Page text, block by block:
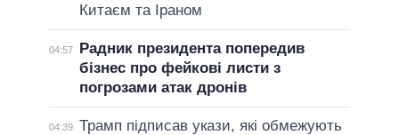
Китаєм та Іраном
04:57
Радник президента попередив
бізнес про фейкові листи з
погрозами атак дронів
04:39 Трамп підписав укази, які обмежують